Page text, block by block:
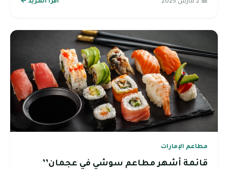
📅 2 مارس 2025 اقرأ المزيد ←
مطاعم الإمارات
قائمة أشهر مطاعم سوشي في عجمان’’